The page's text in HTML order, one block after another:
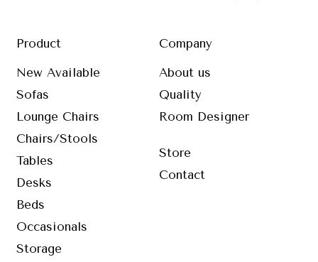
Product
New Available
Sofas
Lounge Chairs
Chairs/Stools
Tables
Desks
Beds
Occasionals
Storage
Company
About us
Quality
Room Designer
Store
Contact